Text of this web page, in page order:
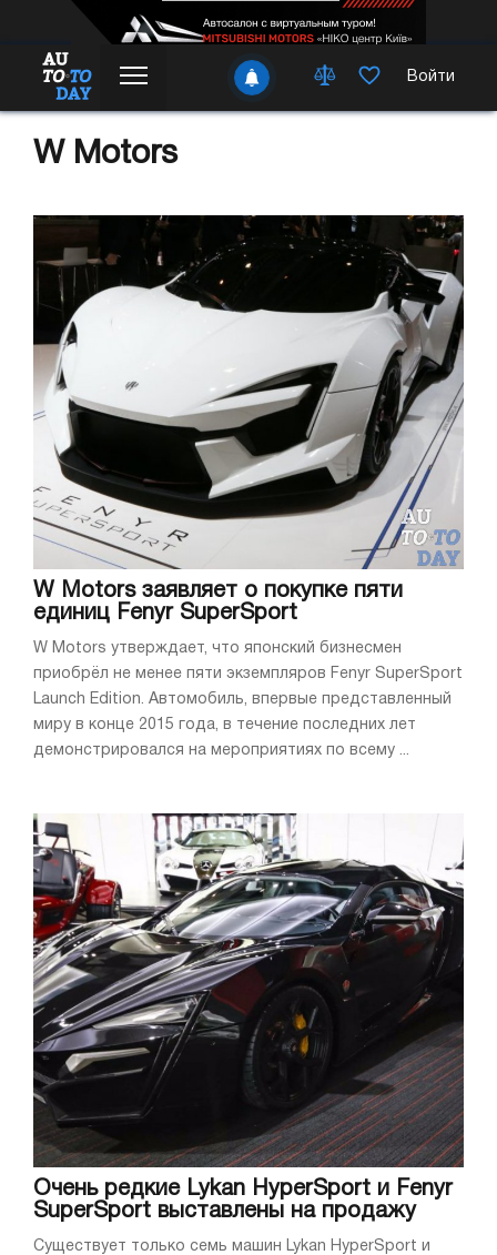
Войти
W Motors
W Motors заявляет о покупке пяти
единиц Fenyr SuperSport
W Motors утверждает, что японский бизнесмен
приобрёл не менее пяти экземпляров Fenyr SuperSport
Launch Edition. Автомобиль, впервые представленный
миру в конце 2015 года, в течение последних лет
демонстрировался на мероприятиях по всему ...
Очень редкие Lykan HyperSport и Fenyr
SuperSport выставлены на продажу
Существует только семь машин Lykan HyperSport и